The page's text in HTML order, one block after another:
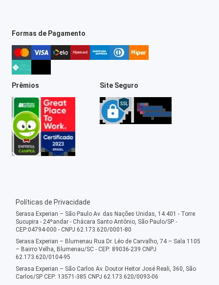
Formas de Pagamento
Prêmios Site Seguro
Políticas de Privacidade
Serasa Experian – São Paulo Av. das Nações Unidas, 14.401 - Torre
Sucupira - 24ºandar - Chácara Santo Antônio, São Paulo/SP -
CEP:04794-000 - CNPJ 62.173.620/0001-80
Serasa Experian – Blumenau Rua Dr. Léo de Carvalho, 74 – Sala 1105
– Bairro Velha, Blumenau/SC - CEP: 89036-239 CNPJ
62.173.620/0104-95
Serasa Experian – São Carlos Av. Doutor Heitor José Reali, 360, São
Carlos/SP CEP: 13571-385 CNPJ 62.173.620/0093-06